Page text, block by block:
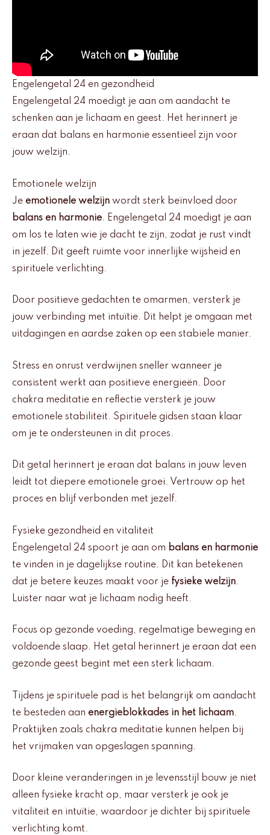
Engelengetal 24 en gezondheid
Engelengetal 24 moedigt je aan om aandacht te
schenken aan je lichaam en geest. Het herinnert je
eraan dat balans en harmonie essentieel zijn voor
jouw welzijn.
Emotionele welzijn
Je emotionele welzijn wordt sterk beïnvloed door
balans en harmonie. Engelengetal 24 moedigt je aan
om los te laten wie je dacht te zijn, zodat je rust vindt
in jezelf. Dit geeft ruimte voor innerlijke wijsheid en
spirituele verlichting.
Door positieve gedachten te omarmen, versterk je
jouw verbinding met intuïtie. Dit helpt je omgaan met
uitdagingen en aardse zaken op een stabiele manier.
Stress en onrust verdwijnen sneller wanneer je
consistent werkt aan positieve energieën. Door
chakra meditatie en reflectie versterk je jouw
emotionele stabiliteit. Spirituele gidsen staan klaar
om je te ondersteunen in dit proces.
Dit getal herinnert je eraan dat balans in jouw leven
leidt tot diepere emotionele groei. Vertrouw op het
proces en blijf verbonden met jezelf.
Fysieke gezondheid en vitaliteit
Engelengetal 24 spoort je aan om balans en harmonie
te vinden in je dagelijkse routine. Dit kan betekenen
dat je betere keuzes maakt voor je fysieke welzijn.
Luister naar wat je lichaam nodig heeft.
Focus op gezonde voeding, regelmatige beweging en
voldoende slaap. Het getal herinnert je eraan dat een
gezonde geest begint met een sterk lichaam.
Tijdens je spirituele pad is het belangrijk om aandacht
te besteden aan energieblokkades in het lichaam.
Praktijken zoals chakra meditatie kunnen helpen bij
het vrijmaken van opgeslagen spanning.
Door kleine veranderingen in je levensstijl bouw je niet
alleen fysieke kracht op, maar versterk je ook je
vitaliteit en intuïtie, waardoor je dichter bij spirituele
verlichting komt.